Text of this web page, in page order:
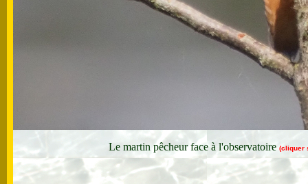
Le martin pêcheur face à l'observatoire (cliquer